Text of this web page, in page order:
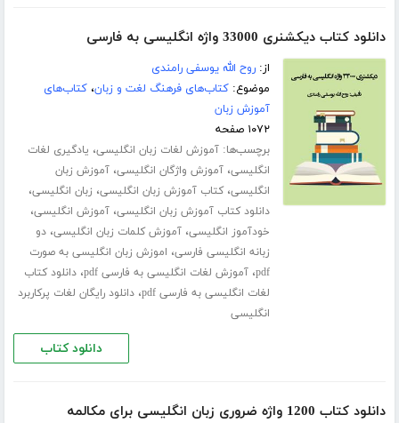
دانلود کتاب دیکشنری 33000 واژه انگلیسی به فارسی
از:روح الله یوسفی رامندی
موضوع:کتاب‌های فرهنگ لغت و زبان،کتاب‌های
آموزش زبان
۱۰۷۲ صفحه
برچسب‌ها:آموزش لغات زبان انگلیسی، یادگیری لغات
انگلیسی،آموزش واژگان انگلیسی،آموزش زبان
انگلیسی،کتاب آموزش زبان انگلیسی، زبان انگلیسی،
دانلود کتاب آموزش زبان انگلیسی،آموزش انگلیسی،
خودآموز انگلیسی،آموزش کلمات زبان انگلیسی،دو
زبانه انگلیسی فارسی، اموزش زبان انگلیسی به صورت
pdf،آموزش لغات انگلیسی به فارسی pdf ،دانلود کتاب
لغات انگلیسی به فارسی pdf
،دانلود رایگان لغات پرکاربرد
انگلیسی
دانلود کتاب
دانلود کتاب 1200 واژه ضروری زبان انگلیسی برای مکالمه